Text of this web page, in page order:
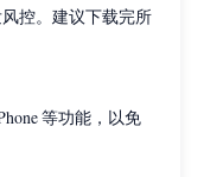
控。建议下载完所
等功能，以免